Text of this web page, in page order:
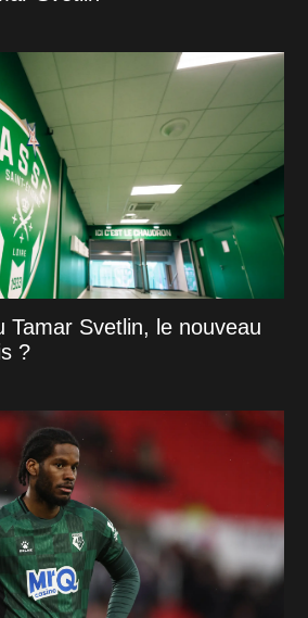
Tamar Svetlin, le nouveau
?